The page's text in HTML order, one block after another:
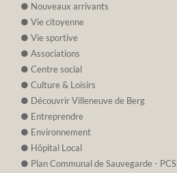
Nouveaux arrivants
Vie citoyenne
Vie sportive
Associations
Centre social
Culture & Loisirs
Découvrir Villeneuve de Berg
Entreprendre
Environnement
Hôpital Local
Plan Communal de Sauvegarde - PCS